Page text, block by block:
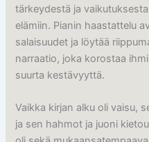
tärkeydestä ja
elämiin. Pianin haastattelu
salaisuudet ja löytää
narraatio, joka korostaa
suurta kestävyyttä.
Vaikka kirjan alku oli vaisu,
ja sen hahmot ja juoni